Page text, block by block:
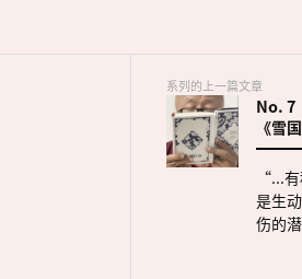
系列的上一篇文章
No.7
《雪
“...
是生
伤的